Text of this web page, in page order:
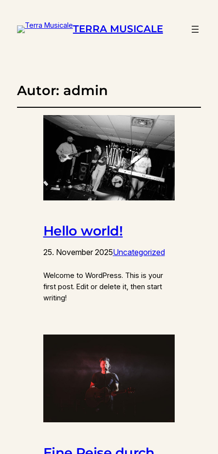
TERRA MUSICALE
Autor: admin
Hello world!
25. November 2025Uncategorized
Welcome to WordPress. This is your
first post. Edit or delete it, then start
writing!